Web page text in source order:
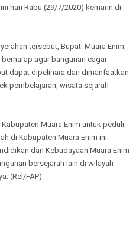
hari Rabu (29/7/2020) kemarin di
tersebut, Bupati Muara Enim,
berharap agar bangunan cagar
dapat dipelihara dan dimanfaatkan
pembelajaran, wisata sejarah
Muara Enim untuk peduli
di Kabupaten Muara Enim ini.
dan Kebudayaan Muara Enim
bersejarah lain di wilayah
(Rel/FAP)